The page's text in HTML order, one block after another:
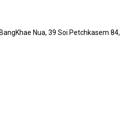
Nua, 39 Soi Petchkasem 84,